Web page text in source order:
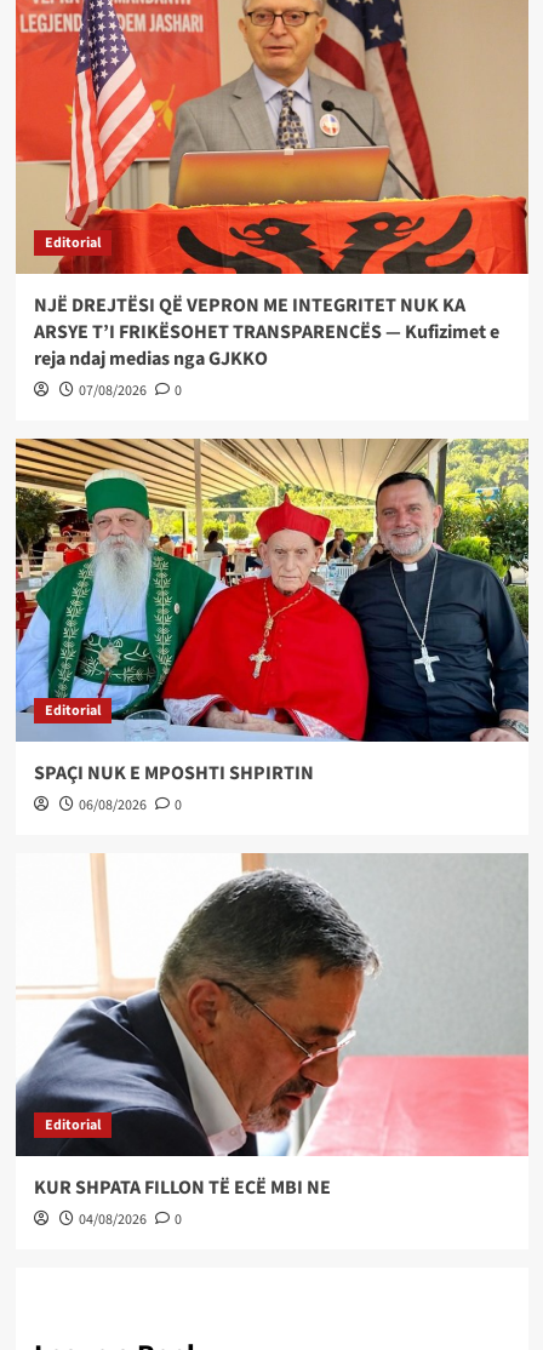
Editorial
NJË DREJTËSI QË VEPRON ME INTEGRITET NUK KA
ARSYE T’I FRIKËSOHET TRANSPARENCËS — Kufizimet e
reja ndaj medias nga GJKKO
07/08/2026 0
Editorial
SPAÇI NUK E MPOSHTI SHPIRTIN
06/08/2026 0
Editorial
KUR SHPATA FILLON TË ECË MBI NE
04/08/2026 0